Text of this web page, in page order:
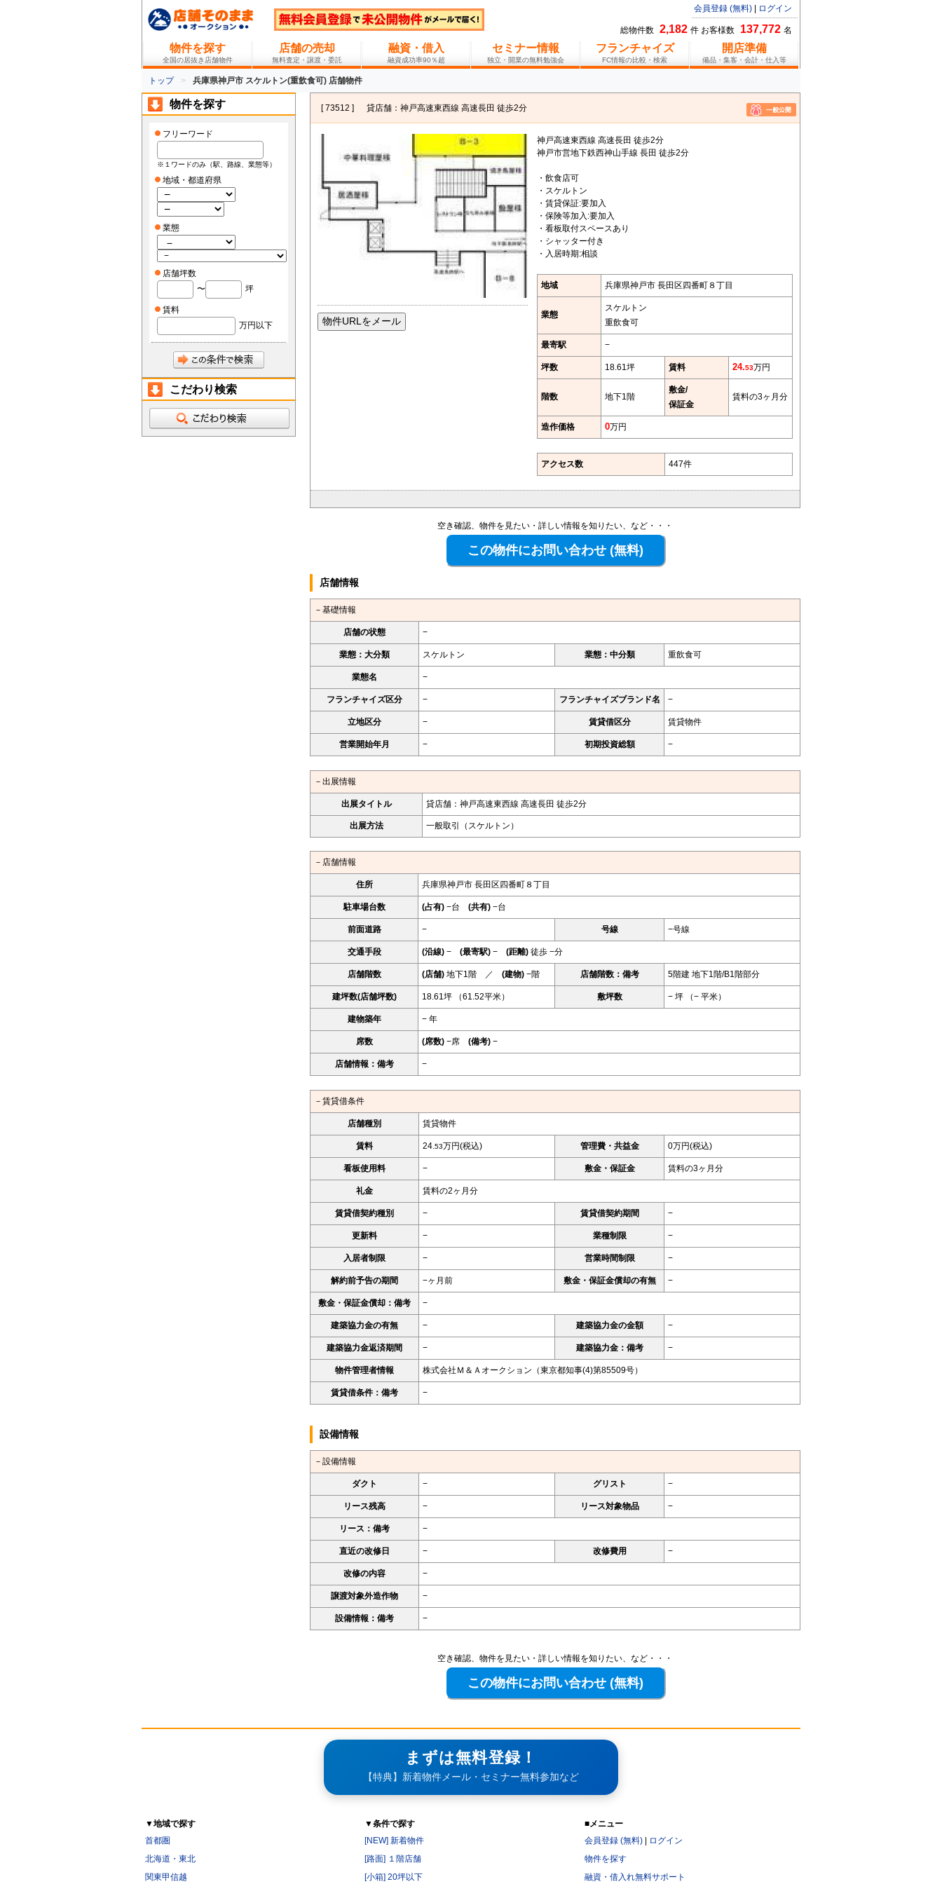
会員登録 (無料) ログイン
総物件数 2,182 件 お客様数 137,772 名
物件を探す
全国の居抜き店舗物件
店舗の売却
無料査定・譲渡・委託
融資・借入
融資成功率90％超
セミナー情報
独立・開業の無料勉強会
フランチャイズ
FC情報の比較・検索
開店準備
備品・集客・会計・仕入等
トップ 兵庫県神戸市 スケルトン(重飲食可) 店舗物件
[ 73512 ] 貸店舗：神戸高速東西線 高速長田 徒歩2分
神戸高速東西線 高速長田 徒歩2分
神戸市営地下鉄西神山手線 長田 徒歩2分
・飲食店可
・スケルトン
・賃貸保証:要加入
・保険等加入:要加入
・看板取付スペースあり
・シャッター付き
・入居時期:相談
地域 兵庫県神戸市 長田区四番町８丁目
業態
スケルトン
重飲食可
最寄駅 −
坪数 18.61坪 賃料 24.53万円
階数 地下1階
敷金/
保証金
賃料の3ヶ月分
造作価格 0万円
アクセス数 447件
空き確認、物件を見たい・詳しい情報を知りたい、など・・・
店舗情報
－基礎情報
店舗の状態 −
業態：大分類 スケルトン 業態：中分類 重飲食可
業態名 −
フランチャイズ区分 − フランチャイズブランド名 −
立地区分 − 賃貸借区分 賃貸物件
営業開始年月 − 初期投資総額 −
－出展情報
出展タイトル 貸店舗：神戸高速東西線 高速長田 徒歩2分
出展方法 一般取引（スケルトン）
－店舗情報
住所 兵庫県神戸市 長田区四番町８丁目
駐車場台数 (占有) −台 (共有) −台
前面道路 − 号線 −号線
交通手段 (沿線) − (最寄駅) − (距離) 徒歩 −分
店舗階数 (店舗) 地下1階 ／ (建物) −階 店舗階数：備考 5階建 地下1階/B1階部分
建坪数(店舗坪数) 18.61坪 （61.52平米） 敷坪数 − 坪 （− 平米）
建物築年 − 年
席数 (席数) −席 (備考) −
店舗情報：備考 −
－賃貸借条件
店舗種別 賃貸物件
賃料 24. 53万円(税込) 管理費・共益金 0万円(税込)
看板使用料 − 敷金・保証金 賃料の3ヶ月分
礼金 賃料の2ヶ月分
賃貸借契約種別 − 賃貸借契約期間 −
更新料 − 業種制限 −
入居者制限 − 営業時間制限 −
解約前予告の期間 −ヶ月前 敷金・保証金償却の有無 −
敷金・保証金償却：備考 −
建築協力金の有無 − 建築協力金の金額 −
建築協力金返済期間 − 建築協力金：備考 −
物件管理者情報 株式会社Ｍ＆Ａオークション（東京都知事(4)第85509号）
賃貸借条件：備考 −
設備情報
－設備情報
ダクト − グリスト −
リース残高 − リース対象物品 −
リース：備考 −
直近の改修日 − 改修費用 −
改修の内容 −
譲渡対象外造作物 −
設備情報：備考 −
空き確認、物件を見たい・詳しい情報を知りたい、など・・・
物件を探す
フリーワード
※１ワードのみ（駅、路線、業態等）
地域・都道府県
業態
店舗坪数
〜
坪
賃料
万円以下
こだわり検索
まずは無料登録！
【特典】新着物件メール・セミナー無料参加など
▼地域で探す
首都圏
北海道・東北
関東甲信越
▼条件で探す
[NEW] 新着物件
[路面] １階店舗
[小箱] 20坪以下
■メニュー
会員登録 (無料)| ログイン
物件を探す
融資・借入れ無料サポート